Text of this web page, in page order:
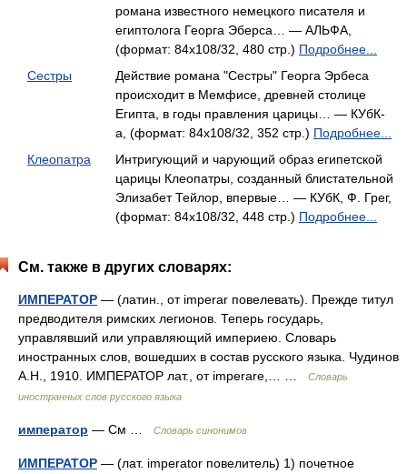
романа известного немецкого писателя и
египтолога Георга Эберса… — АЛЬФА,
(формат: 84x108/32, 480 стр.) Подробнее...
Сестры
Действие романа "Сестры" Георга Эрбеса
происходит в Мемфисе, древней столице
Египта, в годы правления царицы… — КУбК-
а, (формат: 84x108/32, 352 стр.) Подробнее...
Клеопатра
Интригующий и чарующий образ египетской
царицы Клеопатры, созданный блистательной
Элизабет Тейлор, впервые… — КУбК, Ф. Грег,
(формат: 84x108/32, 448 стр.) Подробнее...
См. также в других словарях:
ИМПЕРАТОР — (латин., от imperar повелевать). Прежде титул
предводителя римских легионов. Теперь государь,
управлявший или управляющий империею. Словарь
иностранных слов, вошедших в состав русского языка. Чудинов
А.Н., 1910. ИМПЕРАТОР лат., от imperare,… …
Словарь
иностранных слов русского языка
император — См … Словарь синонимов
ИМПЕРАТОР — (лат. imperator повелитель) 1) почетное